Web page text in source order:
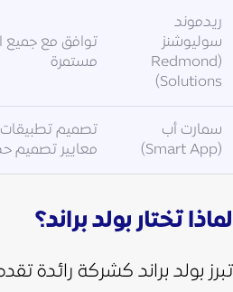
ريدموند
سوليوشنز
(Redmond
Solutions)
توافق مع جميع
مستمرة
سمارت أب
(Smart App)
تصميم تطبيقات
معايير تصميم
لماذا تختار بولد براند؟
تبرز بولد براند كشركة رائدة